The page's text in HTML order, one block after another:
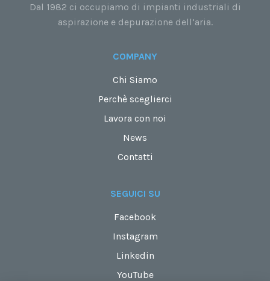
Dal 1982 ci occupiamo di impianti industriali di
aspirazione e depurazione dell’aria.
COMPANY
Chi Siamo
Perchè sceglierci
Lavora con noi
News
Contatti
SEGUICI SU
Facebook
Instagram
Linkedin
YouTube